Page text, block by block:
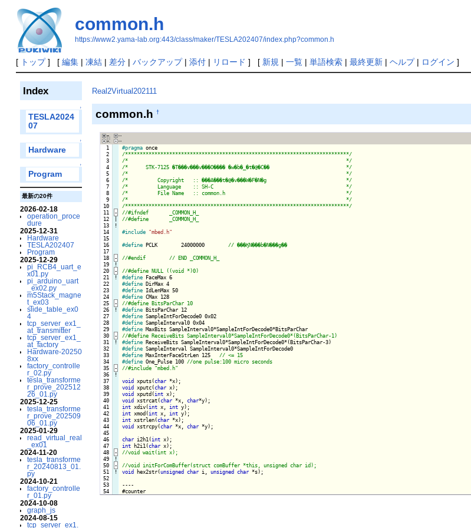
common.h
https://www2.yama-lab.org:443/class/maker/TESLA202407/index.php?common.h
[ トップ] [ 編集| 凍結| 差分| バックアップ| 添付| リロード ] [ 新規 | 一覧| 単語検索| 最終更新| ヘルプ| ログイン ]
Index
↑
TESLA2024
07
↑
Hardware
↑
Program
最新の20件
2026-02-18
operation_proce
dure
2025-12-31
Hardware
TESLA202407
Program
2025-12-29
pi_RCB4_uart_e
x01.py
pi_arduino_uart
_ex02.py
m5Stack_magne
t_ex03
slide_table_ex0
4
tcp_server_ex1_
at_transmitter
tcp_server_ex1_
at_factory
Hardware-20250
8xx
factory_controlle
r_02.py
tesla_transforme
r_prove_202512
26_01.py
2025-12-25
tesla_transforme
r_prove_202509
06_01.py
2025-01-29
read_virtual_real
_ex01
2024-11-20
tesla_transforme
r_20240813_01.
py
2024-10-21
factory_controlle
r_01.py
2024-10-08
graph_js
2024-08-15
tcp_server_ex1.
Real2Virtual202111
common.h†
  1
  2
  3
  4
  5
  6
  7
  8
  9
10
11
12
13
14
15
16
17
18
19
20
21
22
23
24
25
26
27
28
29
30
31
32
33
34
35
36
37
38
39
40
41
42
43
44
45
46
47
48
49
50
51
52
53
-
!
-
!
-
!
-
!
-
!
-
!
-
!
-
!
#pragma
/****************************************************************************/
/*                                                                          */
/*      STK-7125 �T���v���v���O���� �w�b�_�t�@�C��                          */
/*                                                                          */
/*          Copyright   :: ���A���t�@�v���W�F�N�g                           */
/*          Language    :: SH-C                                             */
/*          File Name   :: common.h                                         */
/*                                                                          */
/****************************************************************************/
#include "mbed.h"
#define PCLK        24000000
#define
#define
#define
#define
#define
#define
#define
#define
#define
#define
#define MaxInterFaceStrLen 125
#define One_Pulse 100
void xputs(char
void xputc(char
void xputd(int
void xstrcat(char *x, char
int xdiv(int x, int
int xmod(int x, int
int xstrlen(char
void xstrcpy(char *x, char *y);
char i2h1(int
int h2i1(char
void hex2str(unsigned char i, unsigned char *s);
----